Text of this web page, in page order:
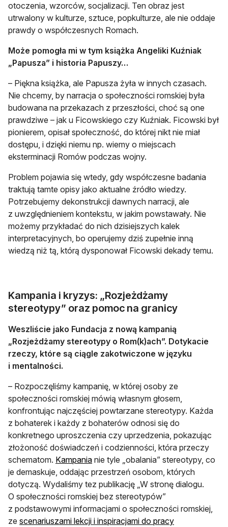
otoczenia, wzorców, socjalizacji. Ten obraz jest
utrwalony w kulturze, sztuce, popkulturze, ale nie oddaje
prawdy o współczesnych Romach.
Może pomogła mi w tym książka Angeliki Kuźniak
„Papusza” i historia Papuszy…
– Piękna książka, ale Papusza żyła w innych czasach.
Nie chcemy, by narracja o społeczności romskiej była
budowana na przekazach z przeszłości, choć są one
prawdziwe – jak u Ficowskiego czy Kuźniak. Ficowski był
pionierem, opisał społeczność, do której nikt nie miał
dostępu, i dzięki niemu np. wiemy o miejscach
eksterminacji Romów podczas wojny.
Problem pojawia się wtedy, gdy współczesne badania
traktują tamte opisy jako aktualne źródło wiedzy.
Potrzebujemy dekonstrukcji dawnych narracji, ale
z uwzględnieniem kontekstu, w jakim powstawały. Nie
możemy przykładać do nich dzisiejszych kalek
interpretacyjnych, bo operujemy dziś zupełnie inną
wiedzą niż tą, którą dysponował Ficowski dekady temu.
Kampania i kryzys: „Rozjeżdżamy
stereotypy” oraz pomoc na granicy
Weszliście jako Fundacja z nową kampanią
„Rozjeżdżamy stereotypy o Rom(k)ach”. Dotykacie
rzeczy, które są ciągle zakotwiczone w języku
i mentalności.
– Rozpoczęliśmy kampanię, w której osoby ze
społeczności romskiej mówią własnym głosem,
konfrontując najczęściej powtarzane stereotypy. Każda
z bohaterek i każdy z bohaterów odnosi się do
konkretnego uproszczenia czy uprzedzenia, pokazując
złożoność doświadczeń i codzienności, która przeczy
schematom. Kampaniaotwiera się w nowej karcie
nie tyle „obalania” stereotypy, co
je demaskuje, oddając przestrzeń osobom, których
dotyczą. Wydaliśmy tez publikację „W stronę dialogu.
O społeczności romskiej bez stereotypów”
z podstawowymi informacjami o społeczności romskiej,
ze scenariuszami lekcji i inspiracjami do pracy